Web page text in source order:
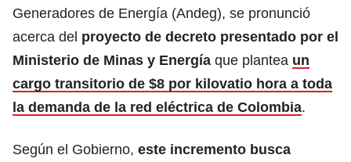
Generadores de Energía (Andeg), se pronunció
acerca del proyecto de decreto presentado por el
Ministerio de Minas y Energía que plantea un
cargo transitorio de $8 por kilovatio hora a toda
la demanda de la red eléctrica de Colombia.
Según el Gobierno, este incremento busca